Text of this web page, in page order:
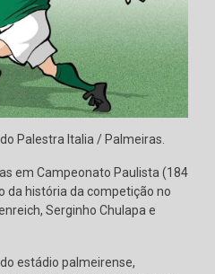
Palestra Italia / Palmeiras.
em Campeonato Paulista (184
da história da competição no
Serginho Chulapa e
estádio palmeirense,